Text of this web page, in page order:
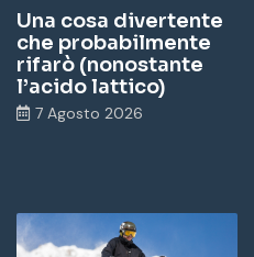
Una cosa divertente
che probabilmente
rifarò (nonostante
l’acido lattico)
7 Agosto 2026